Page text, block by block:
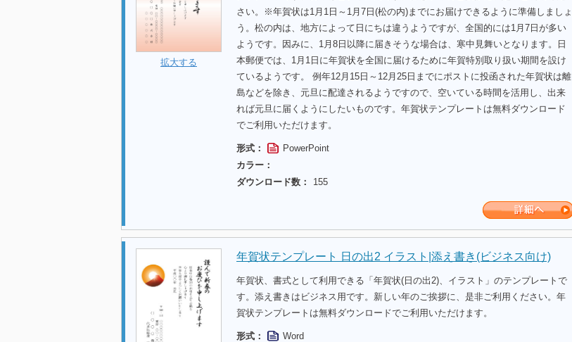
拡大する
さい。※年賀状は1月1日～1月7日(松の内)までにお届けできるように準備しましょ
う。松の内は、地方によって日にちは違うようですが、全国的には1月7日が多い
ようです。因みに、1月8日以降に届きそうな場合は、寒中見舞いとなります。日
本郵便では、1月1日に年賀状を全国に届けるために年賀特別取り扱い期間を設け
ているようです。 例年12月15日～12月25日までにポストに投函された年賀状は離
島などを除き、元旦に配達されるようですので、空いている時間を活用し、出来
れば元旦に届くようにしたいものです。年賀状テンプレートは無料ダウンロード
でご利用いただけます。
形式：
PowerPoint
カラー：
ダウンロード数：
155
年賀状テンプレート 日の出2 イラスト|添え書き(ビジネス向け)
年賀状、書式として利用できる「年賀状(日の出2)、イラスト」のテンプレートで
す。添え書きはビジネス用です。新しい年のご挨拶に、是非ご利用ください。年
賀状テンプレートは無料ダウンロードでご利用いただけます。
形式：
Word